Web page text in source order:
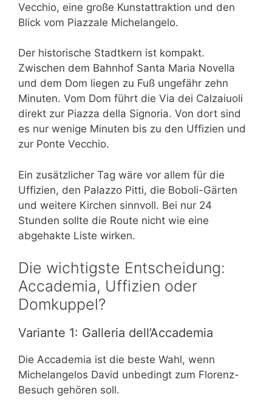
Vecchio, eine große Kunstattraktion und den
Blick vom Piazzale Michelangelo.
Der historische Stadtkern ist kompakt.
Zwischen dem Bahnhof Santa Maria Novella
und dem Dom liegen zu Fuß ungefähr zehn
Minuten. Vom Dom führt die Via dei Calzaiuoli
direkt zur Piazza della Signoria. Von dort sind
es nur wenige Minuten bis zu den Uffizien und
zur Ponte Vecchio.
Ein zusätzlicher Tag wäre vor allem für die
Uffizien, den Palazzo Pitti, die Boboli-Gärten
und weitere Kirchen sinnvoll. Bei nur 24
Stunden sollte die Route nicht wie eine
abgehakte Liste wirken.
Die wichtigste Entscheidung:
Accademia, Uffizien oder
Domkuppel?
Variante 1: Galleria dell’Accademia
Die Accademia ist die beste Wahl, wenn
Michelangelos David unbedingt zum Florenz-
Besuch gehören soll.